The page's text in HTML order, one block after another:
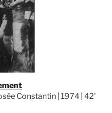
Constantin | 1974 | 42'